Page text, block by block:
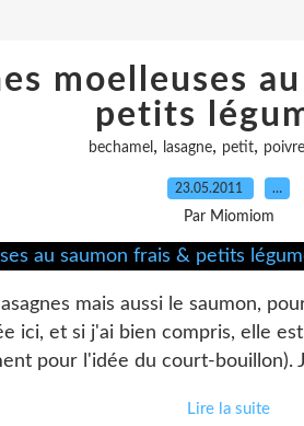
moelleuses
petits
bechamel , lasagne, petit, poivre
23.05.2011 …
Par Miomiom
mais aussi le saumon,
ici, et si j'ai bien compris, elle
pour l'idée du court-bouillon).
Lire la suite